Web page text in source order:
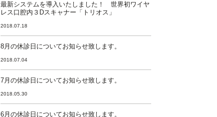
最新システムを導入いたしました！ 世界初ワイヤ
レス口腔内３Dスキャナー「トリオス」
2018.07.18
8月の休診日についてお知らせ致します。
2018.07.04
7月の休診日についてお知らせ致します。
2018.05.30
6月の休診日についてお知らせ致します。